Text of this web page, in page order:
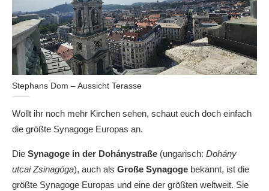
Stephans Dom – Aussicht Terasse
Wollt ihr noch mehr Kirchen sehen, schaut euch doch einfach
die größte Synagoge Europas an.
Die Synagoge in der Dohánystraße (ungarisch: Dohány
utcai Zsinagóga), auch als Große Synagoge bekannt, ist die
größte Synagoge Europas und eine der größten weltweit. Sie